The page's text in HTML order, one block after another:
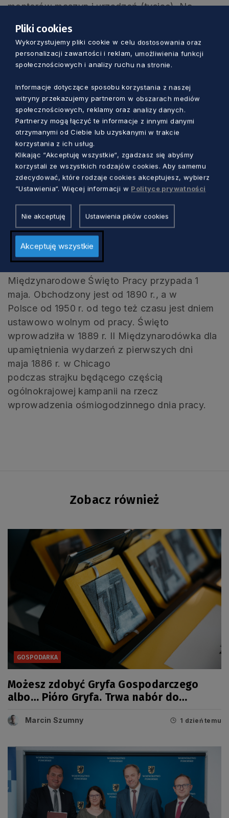
monterów maszyn i urządzeń (tysiąc). Na
przedstawiciele władz publicznych, wyżsi
urzędnicy i kierownicy (200), pracownicy usług
i sprzedawcy (300) oraz technicy i personel
Historia święta
Międzynarodowe Święto Pracy przypada 1
maja. Obchodzony jest od 1890 r., a w
Polsce od 1950 r. od tego też czasu jest dniem
ustawowo wolnym od pracy. Święto
wprowadziła w 1889 r. II Międzynarodówka dla
upamiętnienia wydarzeń z pierwszych dni
maja 1886 r. w Chicago
podczas strajku będącego częścią
ogólnokrajowej kampanii na rzecz
wprowadzenia ośmiogodzinnego dnia pracy.
Zobacz również
GOSPODARKA
Możesz zdobyć Gryfa Gospodarczego
albo… Pióro Gryfa. Trwa nabór do
Marcin Szumny 1 dzień temu
Pliki cookies
Wykorzystujemy pliki cookie w celu dostosowania oraz
personalizacji zawartości i reklam, umożliwienia funkcji
społecznościowych i analizy ruchu na stronie.
Informacje dotyczące sposobu korzystania z naszej
witryny przekazujemy partnerom w obszarach mediów
społecznościowych, reklamy oraz analizy danych.
Partnerzy mogą łączyć te informacje z innymi danymi
otrzymanymi od Ciebie lub uzyskanymi w trakcie
korzystania z ich usług.
Klikając “Akceptuję wszystkie“, zgadzasz się abyśmy
korzystali ze wszystkich rodzajów cookies. Aby samemu
zdecydować, które rodzaje cookies akceptujesz, wybierz
“Ustawienia“. Więcej informacji w Polityce prywatności
Nie akceptuję Ustawienia pików cookies
Akceptuję wszystkie